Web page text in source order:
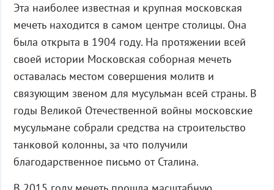
Эта наиболее известная и крупная московская
мечеть находится в самом центре столицы. Она
была открыта в 1904 году. На протяжении всей
своей истории Московская соборная мечеть
оставалась местом совершения молитв и
связующим звеном для мусульман всей страны. В
годы Великой Отечественной войны московские
мусульмане собрали средства на строительство
танковой колонны, за что получили
благодарственное письмо от Сталина.